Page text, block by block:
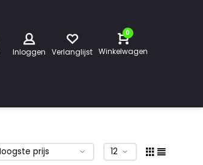
Inloggen Verlanglijst
0
Winkelwagen